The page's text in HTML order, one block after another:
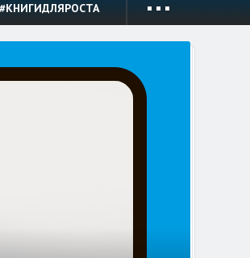
#КНИГИДЛЯРОСТА